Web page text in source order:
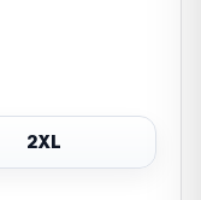
2XL